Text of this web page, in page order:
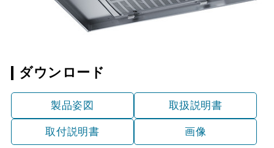
ダウンロード
製品姿図 取扱説明書
取付説明書 画像